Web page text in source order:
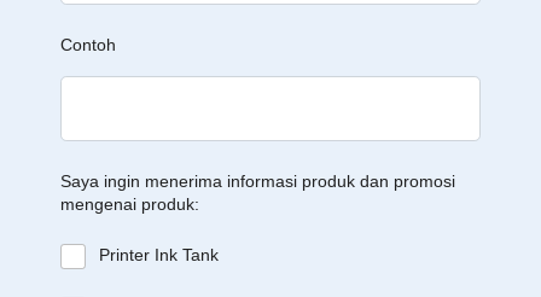
Contoh
Saya ingin menerima informasi produk dan promosi
mengenai produk:
Printer Ink Tank